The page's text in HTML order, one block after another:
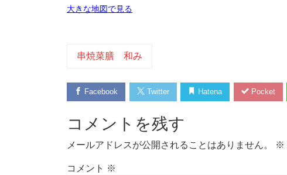
大きな地図で見る
串焼菜膳 和み
Facebook Twitter Hatena Pocket
コメントを残す
メールアドレスが公開されることはありません。 ※
コメント ※